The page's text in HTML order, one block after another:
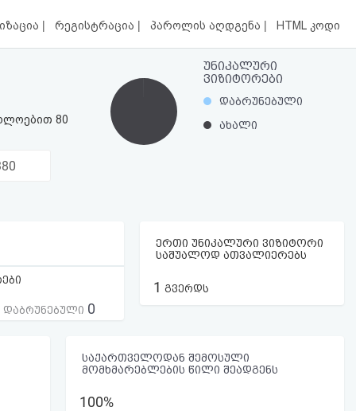
| რეგისტრაცია | პაროლის აღდგენა | HTML კოდი
80
უნიკალური
ვიზიტორები
დაბრუნებული
ახალი
დაბრუნებული 0
ერთი უნიკალური ვიზიტორი
საშუალოდ ათვალიერებს
1 გვერდს
საქართველოდან შემოსული
მომხმარებლების წილი შეადგენს
100%